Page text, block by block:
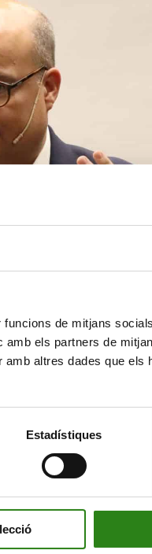
de mitjans
els partners de
altres dades que els
Estadístiques
sobre